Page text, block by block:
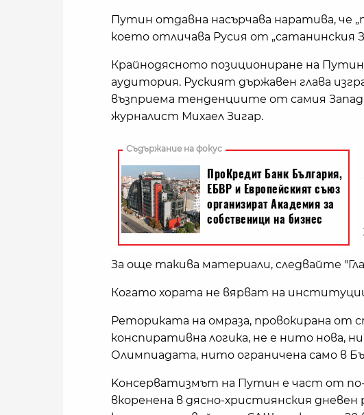
Путин отдавна насърчава наратива, че
което отличава Русия от „сатанинския
Крайнодясното позициониране на
аудитория. Руският държавен глава
възприема тенденциите от самия
журналист Михаел Зигар.
За още такива материали, следвайте
Когато хората не вярват на
Реториката на омраза, провокирана от
конспиративна логика, не е нито нова,
Олимпиадата, нито ограничена само в
Kонсерватизмът на Путин е част от
вкоренена в дясно-християнския